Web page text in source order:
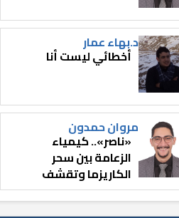
د.بهاء عمار
أخطائي ليست أنا
مروان حمدون
«ناصر».. كيمياء
الزعامة بين سحر
الكاريزما وتقشف
الثائر